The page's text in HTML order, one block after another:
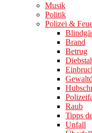
Musik
Politik
Polizei &
Brand
Betrug
Raub
Tipps
Unfall